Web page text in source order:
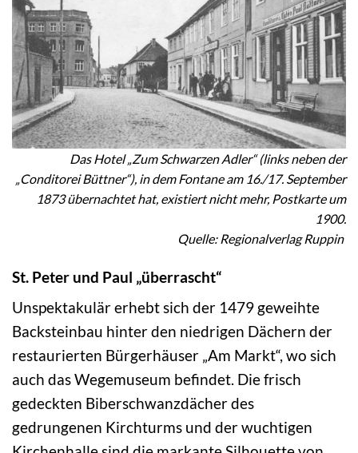
Das Hotel „Zum Schwarzen Adler“ (links neben der
„Conditorei Büttner“), in dem Fontane am 16./17. September
1873 übernachtet hat, existiert nicht mehr, Postkarte um
1900.
Quelle: Regionalverlag Ruppin
St. Peter und Paul „überrascht“
Unspektakulär erhebt sich der 1479 geweihte
Backsteinbau hinter den niedrigen Dächern der
restaurierten Bürgerhäuser „Am Markt“, wo sich
auch das Wegemuseum befindet. Die frisch
gedeckten Biberschwanzdächer des
gedrungenen Kirchturms und der wuchtigen